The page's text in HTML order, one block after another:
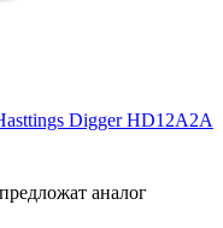
Digger HD12A2A
аналог